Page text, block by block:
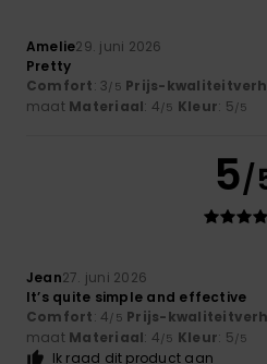
Amelie29. juni 2026
Pretty
Comfort: 3/5 Prijs-
maat Materiaal: 4/5 Kleur: 5/5
5/
Jean27. juni 2026
It’s quite simple and effective
Comfort: 4/5 Prijs-
maat Materiaal: 4/5 Kleur: 5/5
Ik raad dit product aan